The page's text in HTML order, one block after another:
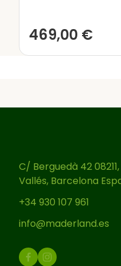
469,00 €
C/ Berguedà 42
Vallés, Barcelona
+34 930 107 961
info@maderland.es